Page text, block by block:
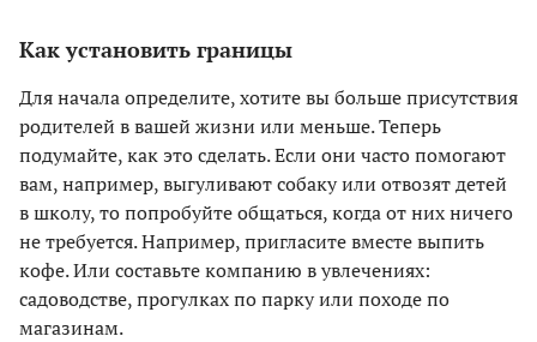
Как установить границы
Для начала определите, хотите вы больше присутствия
родителей в вашей жизни или меньше. Теперь
подумайте, как это сделать. Если они часто помогают
вам, например, выгуливают собаку или отвозят детей
в школу, то попробуйте общаться, когда от них ничего
не требуется. Например, пригласите вместе выпить
кофе. Или составьте компанию в увлечениях:
садоводстве, прогулках по парку или походе по
магазинам.